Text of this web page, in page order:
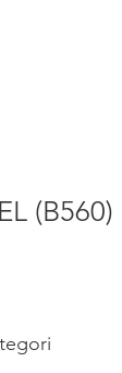
(B560)